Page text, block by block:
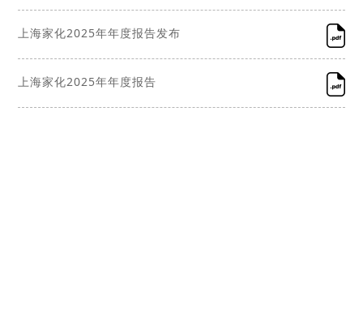
上海家化2025年年度报告发布
上海家化2025年年度报告